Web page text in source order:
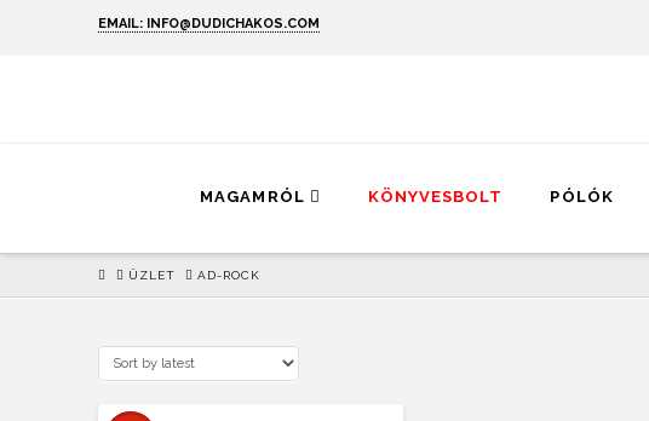
EMAIL: INFO@DUDICHAKOS.COM
MAGAMRÓL KÖNYVESBOLT PÓLÓK
HOMEÜZLET AD-ROCK